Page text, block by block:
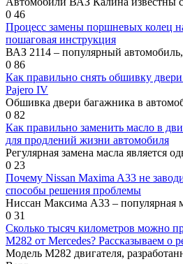
0 46
Процесс замены поршневых колец
пошаговая инструкция
ВАЗ 2114 – популярный
0 86
Как правильно снять обшивку
Pajero IV
Обшивка двери багажника в
0 82
Как правильно заменить масло в
для продлений жизни автомобиля
Регулярная замена масла является
0 23
Почему Nissan Maxima A33 не
способы решения проблемы
Ниссан Максима А33 – популярная
0 31
Сколько тысяч километров можно
М282 от Mercedes? Рассказываем о
Модель М282 двигателя,